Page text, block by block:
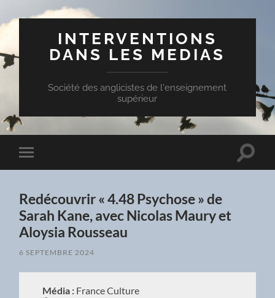
INTERVENTIONS
DANS LES MEDIAS
Société des anglicistes de l'enseignement
supérieur
Toggle
mobile
Toggle
Redécouvrir « 4.48 Psychose » de
Sarah Kane, avec Nicolas Maury et
Aloysia Rousseau
6 SEPTEMBRE 2024
Média : France Culture